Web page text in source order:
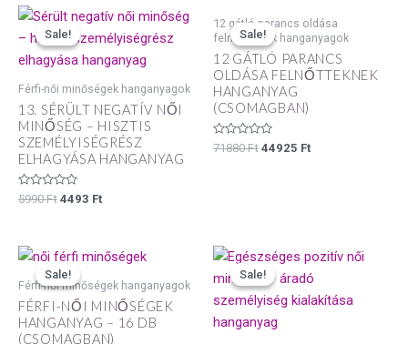
Sale!
Sale!
Férfi-női minőségek hanganyagok
13. SÉRÜLT NEGATÍV NŐI
MINŐSÉG – HISZTIS
SZEMÉLYISÉGRÉSZ
ELHAGYÁSA HANGANYAG
Értékelés:
5990Ft
Original
price
was:
5990 Ft.
4493 Ft
Current
is:
4493 Ft.
Sale!
Sale!
12 gátló parancs oldása
felnőtteknek hanganyagok
12 GÁTLÓ PARANCS
OLDÁSA FELNŐTTEKNEK
HANGANYAG
(CSOMAGBAN)
Értékelés:
71880Ft
price
was:
71880 Ft.
44925 Ft
price
is:
44925 Ft.
Sale!
Sale!
Férfi-női minőségek hanganyagok
FÉRFI-NŐI MINŐSÉGEK
HANGANYAG – 16 DB
(CSOMAGBAN)
Original
price
was:
95840 Ft.
Current
price
is:
59993 Ft.
Sale!
Sale!
Original
price
was:
5990 Ft.
Current
price
is:
4493 Ft.